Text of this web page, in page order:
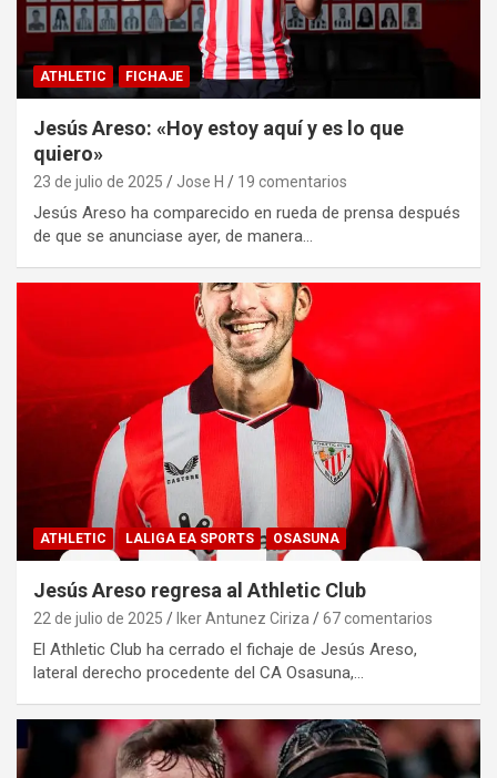
ATHLETIC FICHAJE
Jesús Areso: «Hoy estoy aquí y es lo que
quiero»
23 de julio de 2025 Jose H 19 comentarios
Jesús Areso ha comparecido en rueda de prensa después
de que se anunciase ayer, de manera…
ATHLETIC LALIGA EA SPORTS OSASUNA
Jesús Areso regresa al Athletic Club
22 de julio de 2025 Iker Antunez Ciriza 67 comentarios
El Athletic Club ha cerrado el fichaje de Jesús Areso,
lateral derecho procedente del CA Osasuna,…